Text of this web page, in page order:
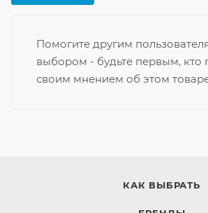
Помогите другим
выбором - будьте первым, кто
своим мнением об этом
КАК ВЫБРАТЬ